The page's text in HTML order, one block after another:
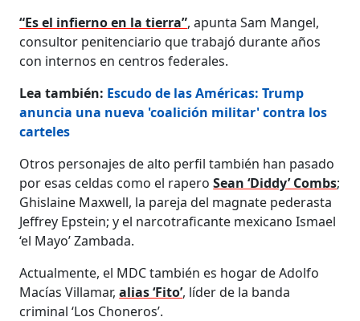
“Es el infierno en la tierra”, apunta Sam Mangel,
consultor penitenciario que trabajó durante años
con internos en centros federales.
Lea también: Escudo de las Américas: Trump
anuncia una nueva 'coalición militar' contra los
carteles
Otros personajes de alto perfil también han pasado
por esas celdas como el raperoSean ‘Diddy’ Combs;
Ghislaine Maxwell, la pareja del magnate pederasta
Jeffrey Epstein; y el narcotraficante mexicano Ismael
‘el Mayo’ Zambada.
Actualmente, el MDC también es hogar de Adolfo
Macías Villamar,alias ‘Fito’, líder de la banda
criminal ‘Los Choneros’.